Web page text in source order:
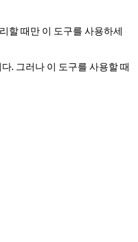
할 때만 이 도구를 사용하세
. 그러나 이 도구를 사용할 때